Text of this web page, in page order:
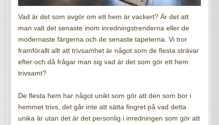
Vad är det som avgör om ett hem är vackert? Är det att
man valt det senaste inom inredningstrenderna eller de
modernaste färgerna och de senaste tapeterna. Vi tror
framförallt allt att trivsamhet är något som de flesta strävar
efter och då frågar man sig vad är det som gör ett hem
trivsamt?
De flesta hem har något unikt som gör att den som bor i
hemmet trivs, det går inte att sätta fingret på vad detta
unika är utan det är det personlig i inredningen som gör att